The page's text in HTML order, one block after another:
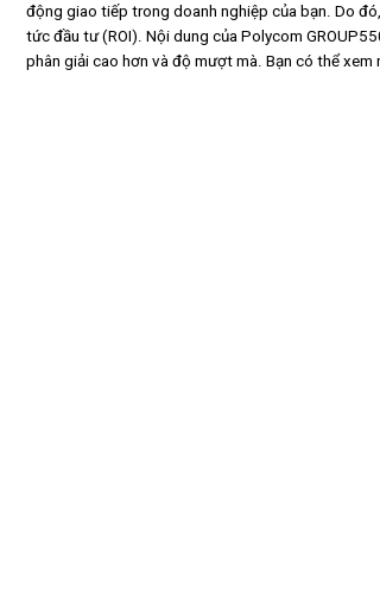
động giao tiếp trong doanh nghiệp của bạn. Do
tức đầu tư (ROI). Nội dung của Polycom
phân giải cao hơn và độ mượt mà. Bạn có thể